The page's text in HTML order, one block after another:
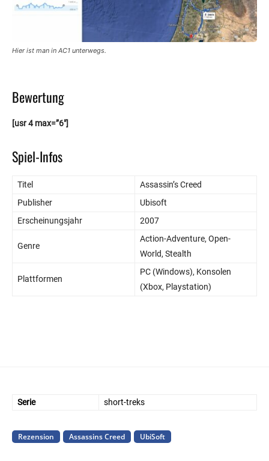
Hier ist man in AC1 unterwegs.
Bewertung
[usr 4 max=”6″]
Spiel-Infos
Titel
Assassin’s Creed
Publisher
Ubisoft
Erscheinungsjahr
2007
Genre
Action-Adventure, Open-
World, Stealth
Plattformen
PC (Windows), Konsolen
(Xbox, Playstation)
Serie short-treks
Rezension Assassins Creed UbiSoft